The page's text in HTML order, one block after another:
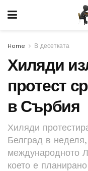
Home В десетката
Хиляди
протест
в Сърбия
Хиляди
Белград в
международното
което е